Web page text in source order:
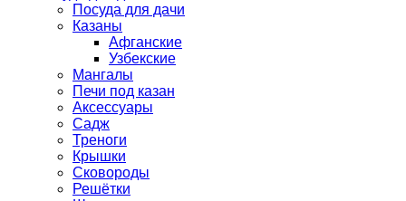
Посуда для дачи
Казаны
Афганские
Узбекские
Мангалы
Печи под казан
Аксессуары
Садж
Треноги
Крышки
Сковороды
Решётки